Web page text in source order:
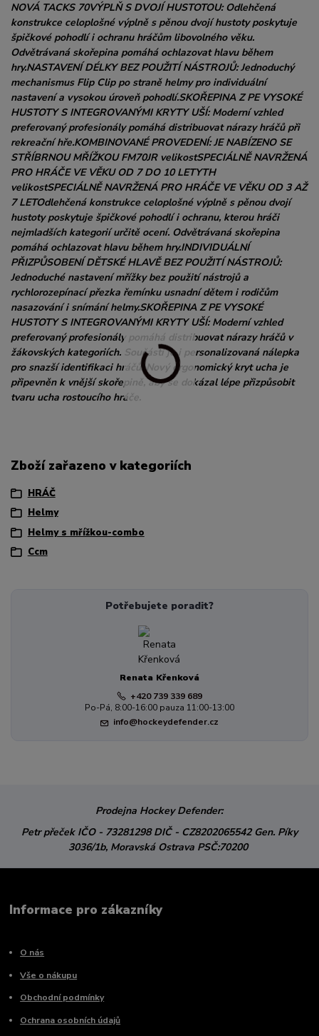
NOVÁ TACKS 70VÝPLŇ S DVOJÍ HUSTOTOU: Odlehčená
konstrukce celoplošné výplně s pěnou dvojí hustoty poskytuje
špičkové pohodlí i ochranu hráčům libovolného věku.
Odvětrávaná skořepina pomáhá ochlazovat hlavu během
hry.NASTAVENÍ DÉLKY BEZ POUŽITÍ NÁSTROJŮ: Jednoduchý
mechanismus Flip Clip po straně helmy pro individuální
nastavení a vysokou úroveň pohodlí.SKOŘEPINA Z PE VYSOKÉ
HUSTOTY S INTEGROVANÝMI KRYTY UŠÍ: Moderní vzhled
preferovaný profesionály pomáhá distribuovat nárazy hráčů při
rekreační hře.KOMBINOVANÉ PROVEDENÍ: JE NABÍZENO SE
STŘÍBRNOU MŘÍŽKOU FM70JR velikostSPECIÁLNĚ NAVRŽENÁ
PRO HRÁČE VE VĚKU OD 7 DO 10 LETYTH
velikostSPECIÁLNĚ NAVRŽENÁ PRO HRÁČE VE VĚKU OD 3 AŽ
7 LETOdlehčená konstrukce celoplošné výplně s pěnou dvojí
hustoty poskytuje špičkové pohodlí i ochranu, kterou hráči
nejmladších kategorií určitě ocení. Odvětrávaná skořepina
pomáhá ochlazovat hlavu během hry.INDIVIDUÁLNÍ
PŘIZPŮSOBENÍ DĚTSKÉ HLAVĚ BEZ POUŽITÍ NÁSTROJŮ:
Jednoduché nastavení mřížky bez použití nástrojů a
rychlorozepínací přezka řemínku usnadní dětem i rodičům
nasazování i snímání helmy.SKOŘEPINA Z PE VYSOKÉ
HUSTOTY S INTEGROVANÝMI KRYTY UŠÍ: Moderní vzhled
preferovaný profesionály pomáhá distribuovat nárazy hráčů v
žákovských kategoriích. Součástí je i personalizovaná nálepka
pro snazší identifikaci hráčů. Nový ergonomický kryt ucha je
připevněn k vnější skořepině, aby se dokázal lépe přizpůsobit
tvaru ucha rostoucího hráče.
Zboží zařazeno v kategoriích
HRÁČ
Helmy
Helmy s mřížkou-combo
Ccm
Potřebujete poradit?
Renata Křenková
+420 739 339 689
Po-Pá, 8:00-16:00 pauza 11:00-13:00
info@hockeydefender.cz
Prodejna Hockey Defender:
Petr přeček IČO - 73281298DIČ - CZ8202065542 Gen. Píky
3036/1b, Moravská Ostrava PSČ:70200
Informace pro zákazníky
O nás
Vše o nákupu
Obchodní podmínky
Ochrana osobních údajů